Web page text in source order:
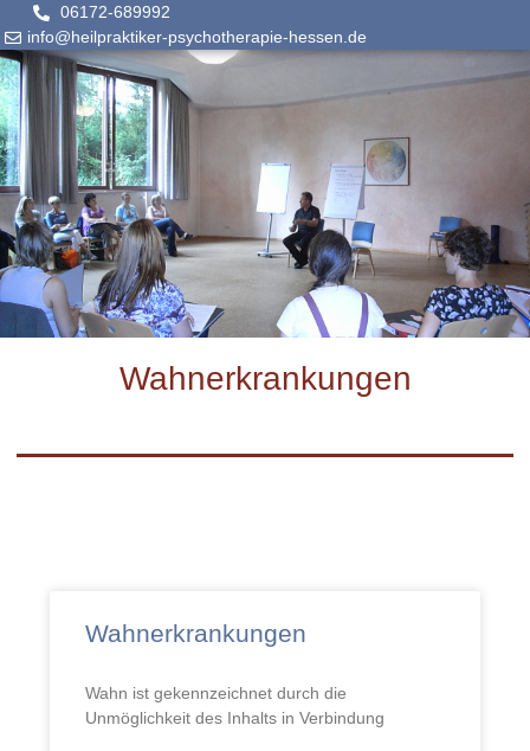
06172-689992
info@heilpraktiker-psychotherapie-hessen.de
Wahnerkrankungen
Wahnerkrankungen
Wahn ist gekennzeichnet durch die
Unmöglichkeit des Inhalts in Verbindung